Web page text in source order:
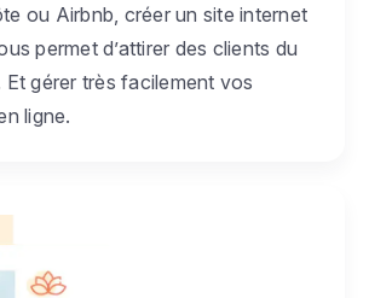
ou Airbnb, créer un site internet
permet d’attirer des clients du
Et gérer très facilement vos
ligne.